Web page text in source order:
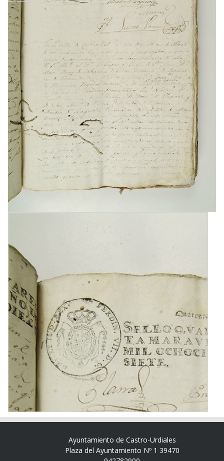
Ayuntamiento de Castro-Urdiales
Plaza del Ayuntamiento Nº 1 39470